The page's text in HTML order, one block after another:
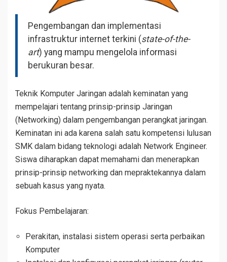
Pengembangan dan implementasi
infrastruktur internet terkini (state-of-the-
art) yang mampu mengelola informasi
berukuran besar.
Teknik Komputer Jaringan adalah keminatan yang
mempelajari tentang prinsip-prinsip Jaringan
(Networking) dalam pengembangan perangkat jaringan.
Keminatan ini ada karena salah satu kompetensi lulusan
SMK dalam bidang teknologi adalah Network Engineer.
Siswa diharapkan dapat memahami dan menerapkan
prinsip-prinsip networking dan mepraktekannya dalam
sebuah kasus yang nyata.
Fokus Pembelajaran:
Perakitan, instalasi sistem operasi serta perbaikan
Komputer